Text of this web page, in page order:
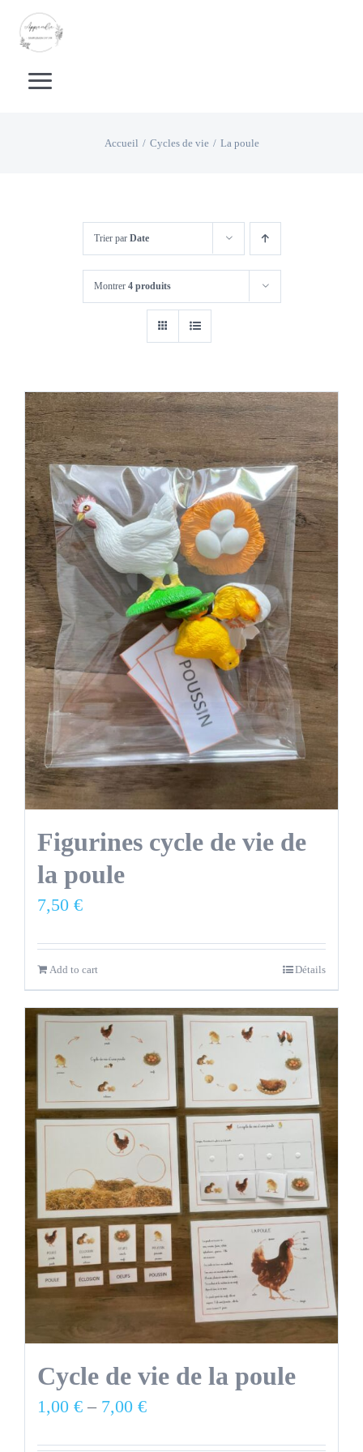
Passer
contenu
Toggle
Boutique supports pédagogiques
Apprentissage de la lecture
Boutique des lutins
Rechercher:
Bag 0
Mon compte
Accueil Cycles de vie La poule
Trier par Date
Montrer 4 produits
Figurines cycle de vie de
la poule
7,50 €
Add to cart Détails
Cycle de vie de la poule
1,00 € – 7,00 €